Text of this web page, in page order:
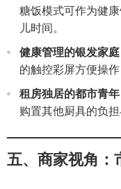
糖饭模式可作为健
儿时间。
健康管理的银发家庭
的触控彩屏方便操作
租房独居的都市青年
购置其他厨具的负
五、商家视角：